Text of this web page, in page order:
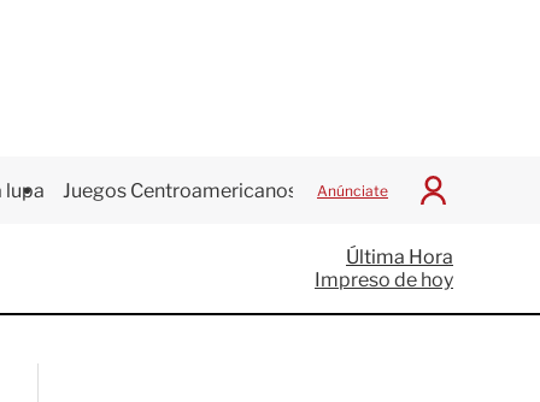
lupa Juegos Centroamericanos Anúnciate
I
c
i
a
Última Hora
Impreso de hoy